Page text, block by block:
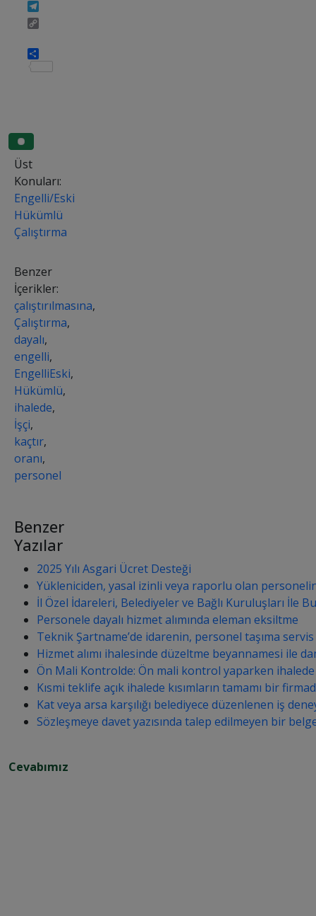
Üst
Konuları:
Engelli/Eski
Hükümlü
Çalıştırma
Benzer
İçerikler:
çalıştırılmasına,
Çalıştırma,
dayalı,
engelli,
EngelliEski,
Hükümlü,
ihalede,
İşçi,
kaçtır,
oranı,
personel
Benzer
Yazılar
2025 Yılı Asgari Ücret Desteği
Yükleniciden, yasal izinli veya raporlu olan
İl Özel İdareleri, Belediyeler ve Bağlı Kuruluşları İle
Personele dayalı hizmet alımında eleman eksiltme
Teknik Şartname’de idarenin, personel taşıma
Hizmet alımı ihalesinde düzeltme beyannamesi ile
Ön Mali Kontrolde: Ön mali kontrol yaparken ihalede
Kısmi teklife açık ihalede kısımların tamamı bir
Kat veya arsa karşılığı belediyece düzenlenen iş
Sözleşmeye davet yazısında talep edilmeyen bir
Cevabımız